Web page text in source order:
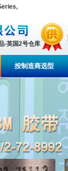
-英国2号仓库
按制造商选型